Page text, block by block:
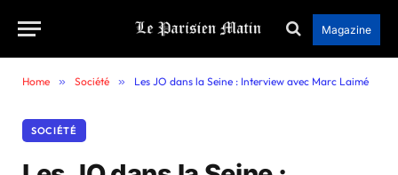
Magazine
Home » Société » Les JO dans la Seine : Interview avec Marc Laimé
SOCIÉTÉ